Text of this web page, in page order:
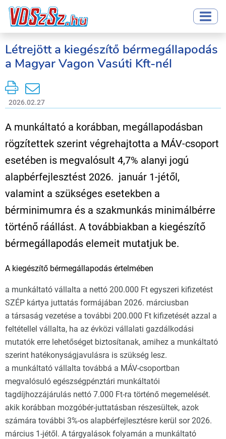
Létrejött a kiegészítő bérmegállapodás
a Magyar Vagon Vasúti Kft-nél
2026.02.27
A munkáltató a korábban, megállapodásban
rögzítettek szerint végrehajtotta a MÁV-csoport
esetében is megvalósult 4,7% alanyi jogú
alapbérfejlesztést 2026. január 1-jétől,
valamint a szükséges esetekben a
bérminimumra és a szakmunkás minimálbérre
történő ráállást. A továbbiakban a kiegészítő
bérmegállapodás elemeit mutatjuk be.
A kiegészítő bérmegállapodás értelmében
a munkáltató vállalta a nettó 200.000 Ft egyszeri kifizetést
SZÉP kártya juttatás formájában 2026. márciusban
a társaság vezetése a további 200.000 Ft kifizetését azzal a
feltétellel vállalta, ha az évközi vállalati gazdálkodási
mutatók erre lehetőséget biztosítanak, amihez a munkáltató
szerint hatékonyságjavulásra is szükség lesz.
a munkáltató vállalta továbbá a MÁV-csoportban
megvalósuló egészségpénztári munkáltatói
tagdíjhozzájárulás nettó 7.000 Ft-ra történő megemelését.
akik korábban mozgóbér-juttatásban részesültek, azok
számára további 3%-os alapbérfejlesztésre kerül sor 2026.
március 1-jétől. A tárgyalások folyamán a munkáltató